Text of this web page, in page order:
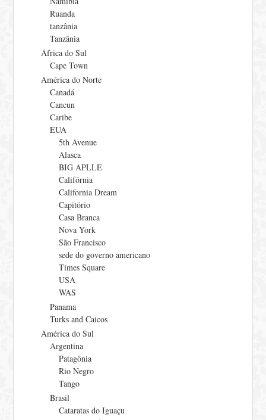
Ruanda
tanzânia
Tanzânia
África do Sul
Cape Town
América do Norte
Canadá
Cancun
Caribe
EUA
5th Avenue
Alasca
BIG APLLE
Califórnia
California Dream
Capitório
Casa Branca
Nova York
São Francisco
sede do governo americano
Times Square
USA
WAS
Panama
Turks and Caicos
América do Sul
Argentina
Patagônia
Rio Negro
Tango
Brasil
Cataratas do Iguaçu